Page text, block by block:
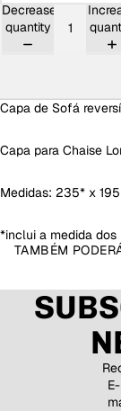
Decrease
quantity
Capa de Sofá
Capa para Chaise
Medidas: 235* x 195
*inclui a medida dos
TAMBÉM
E-